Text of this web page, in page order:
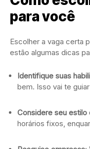
para você
Escolher a vaga certa
estão algumas dicas
Identifique suas
bem. Isso vai te
Considere seu estilo
horários fixos,